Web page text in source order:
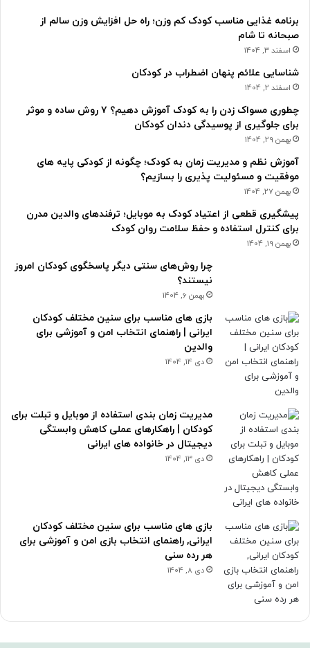
برنامه غذایی مناسب کودک کم وزن؛ راه حل افزایش وزن سالم از
صبحانه تا شام
اسفند 3, 1404
شناسایی علائم پنهان اضطراب در کودکان
اسفند 2, 1404
چطوری مسواک زدن را به کودک آموزش دهیم؟ ۷ روش ساده و موثر
برای جلوگیری از پوسیدگی دندان کودکان
بهمن 29, 1404
آموزش نظم و مدیریت زمان به کودک؛ چگونه از کودکی پایه های
موفقیت و مسئولیت پذیری را بسازیم؟
بهمن 27, 1404
پیشگیری قطعی از اعتیاد کودک به موبایل؛ ترفندهای والدین مدرن
برای کنترل استفاده و حفظ سلامت روان کودک
بهمن 19, 1404
چرا روش‌های سنتی دیگر پاسخگوی کودکان امروز
نیستند؟
بهمن 6, 1404
بازی های مناسب برای سنین مختلف کودکان
ایرانی | راهنمای انتخاب امن و آموزشی برای
والدین
دی 14, 1404
مدیریت زمان بندی استفاده از موبایل و تبلت برای
کودکان | راهکارهای عملی کاهش وابستگی
دیجیتال در خانواده های ایرانی
دی 13, 1404
بازی های مناسب برای سنین مختلف کودکان
ایرانی, راهنمای انتخاب بازی امن و آموزشی برای
هر رده سنی
دی 8, 1404